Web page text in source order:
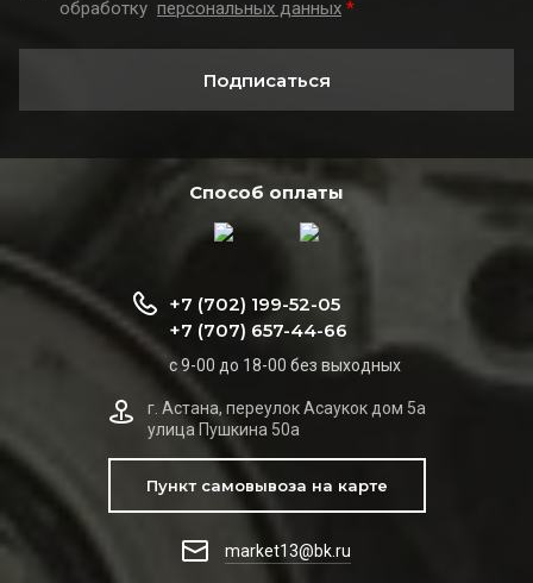
обработку персональных данных *
Подписаться
Способ оплаты
+7 (702) 199-52-05
+7 (707) 657-44-66
с 9-00 до 18-00 без выходных
г. Астана, переулок Асаукок дом 5а
улица Пушкина 50а
Пункт самовывоза на карте
market13@bk.ru